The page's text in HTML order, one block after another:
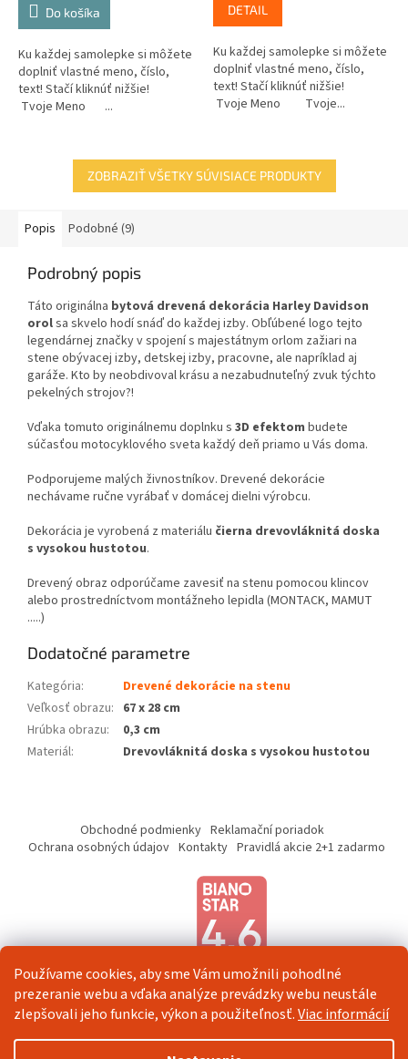
Používame cookies, aby sme Vám umožnili pohodlné
prezeranie webu a vďaka analýze prevádzky webu neustále
zlepšovali jeho funkcie, výkon a použiteľnosť.Viac informácií
Do košíka
Ku každej samolepke si môžete
doplniť vlastné meno, číslo,
text! Stačí kliknúť nižšie!
Tvoje Meno ...
DETAIL
Ku každej samolepke si môžete
doplniť vlastné meno, číslo,
text! Stačí kliknúť nižšie!
Tvoje Meno Tvoje...
ZOBRAZIŤ VŠETKY SÚVISIACE PRODUKTY
Popis Podobné (9)
Podrobný popis
Táto originálna bytová drevená dekorácia Harley Davidson
orolsa skvelo hodí snáď do každej izby. Obľúbené logo tejto
legendárnej značky v spojení s majestátnym orlom zažiari na
stene obývacej izby, detskej izby, pracovne, ale napríklad aj
garáže. Kto by neobdivoval krásu a nezabudnuteľný zvuk týchto
pekelných strojov?!
Vďaka tomuto originálnemu doplnku s 3D efektom budete
súčasťou motocyklového sveta každý deň priamo u Vás doma.
Podporujeme malých živnostníkov. Drevené dekorácie
nechávame ručne vyrábať v domácej dielni výrobcu.
Dekorácia je vyrobená z materiálu čierna drevovláknitá doska
s vysokou hustotou.
Drevený obraz odporúčame zavesiť na stenu pomocou klincov
alebo prostredníctvom montážneho lepidla (MONTACK, MAMUT
.....)
Dodatočné parametre
Kategória:
Drevené dekorácie na stenu
Veľkosť obrazu: 67 x 28 cm
Hrúbka obrazu:
0,3 cm
Materiál: Drevovláknitá doska s vysokou hustotou
Obchodné podmienky Reklamační poriadok
Ochrana osobných údajov Kontakty Pravidlá akcie 2+1 zadarmo